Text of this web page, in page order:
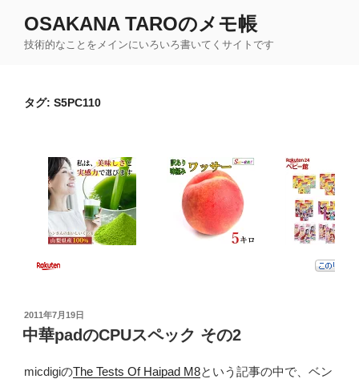
OSAKANA TAROのメモ帳
技術的なことをメインにいろいろ書いてくサイトです
タグ: S5PC110
投
稿
日:
2011年7月19日
中華padのCPUスペック その2
micdigiのThe Tests Of Haipad M8という記事の中で、ベン